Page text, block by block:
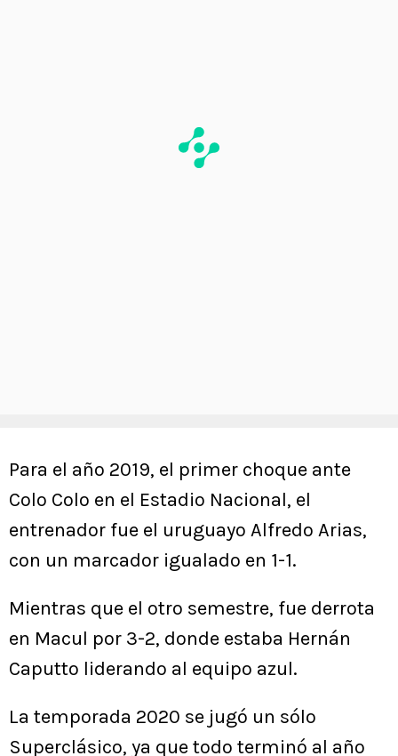
Para el año 2019, el primer choque ante
Colo Colo en el Estadio Nacional, el
entrenador fue el uruguayo Alfredo Arias,
con un marcador igualado en 1-1.
Mientras que el otro semestre, fue derrota
en Macul por 3-2, donde estaba Hernán
Caputto liderando al equipo azul.
La temporada 2020 se jugó un sólo
Superclásico, ya que todo terminó al año